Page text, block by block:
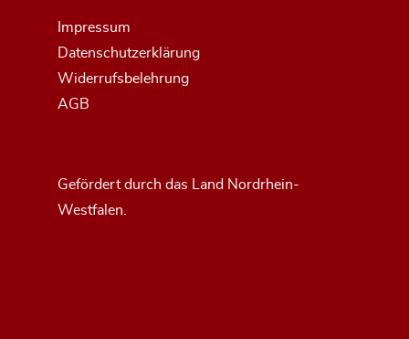
Impressum
Datenschutzerklärung
Widerrufsbelehrung
AGB
Gefördert durch das Land Nordrhein-
Westfalen.